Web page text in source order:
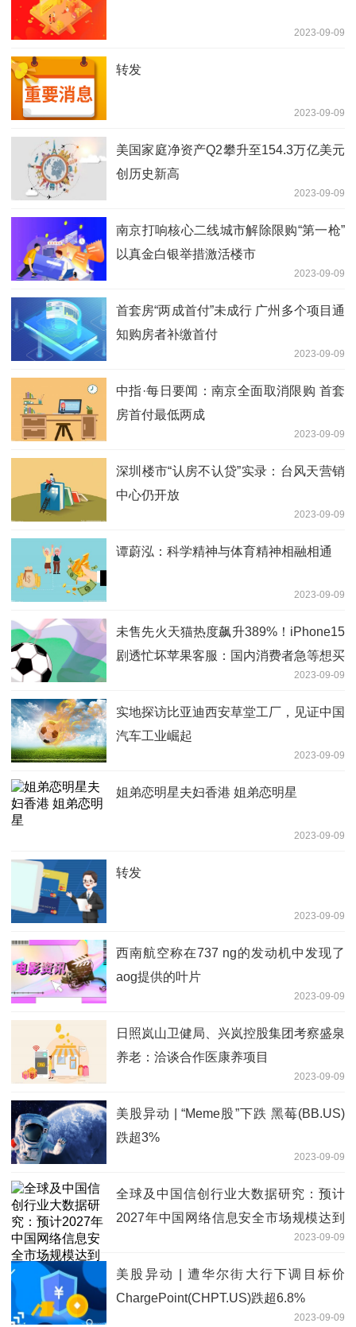
2023-09-09
转发
2023-09-09
美国家庭净资产Q2攀升至154.3万亿美元
创历史新高
2023-09-09
南京打响核心二线城市解除限购“第一枪”
以真金白银举措激活楼市
2023-09-09
首套房“两成首付”未成行 广州多个项目通
知购房者补缴首付
2023-09-09
中指·每日要闻：南京全面取消限购 首套
房首付最低两成
2023-09-09
深圳楼市“认房不认贷”实录：台风天营销
中心仍开放
2023-09-09
谭蔚泓：科学精神与体育精神相融相通
2023-09-09
未售先火天猫热度飙升389%！iPhone15
剧透忙坏苹果客服：国内消费者急等想买
2023-09-09
实地探访比亚迪西安草堂工厂，见证中国
汽车工业崛起
2023-09-09
姐弟恋明星夫妇香港 姐弟恋明星
2023-09-09
转发
2023-09-09
西南航空称在737 ng的发动机中发现了
aog提供的叶片
2023-09-09
日照岚山卫健局、兴岚控股集团考察盛泉
养老：洽谈合作医康养项目
2023-09-09
美股异动 | “Meme股”下跌 黑莓(BB.US)
跌超3%
2023-09-09
全球及中国信创行业大数据研究：预计
2027年中国网络信息安全市场规模达到
2023-09-09
美股异动 | 遭华尔街大行下调目标价
ChargePoint(CHPT.US)跌超6.8%
2023-09-09